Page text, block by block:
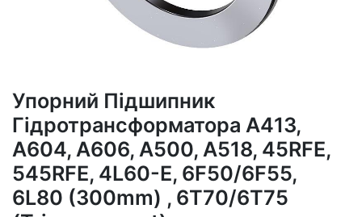
Упорний Підшипник
Гідротрансформатора A413,
A604, A606, A500, A518, 45RFE,
545RFE, 4L60-E, 6F50/6F55,
6L80 (300mm) , 6T70/6T75